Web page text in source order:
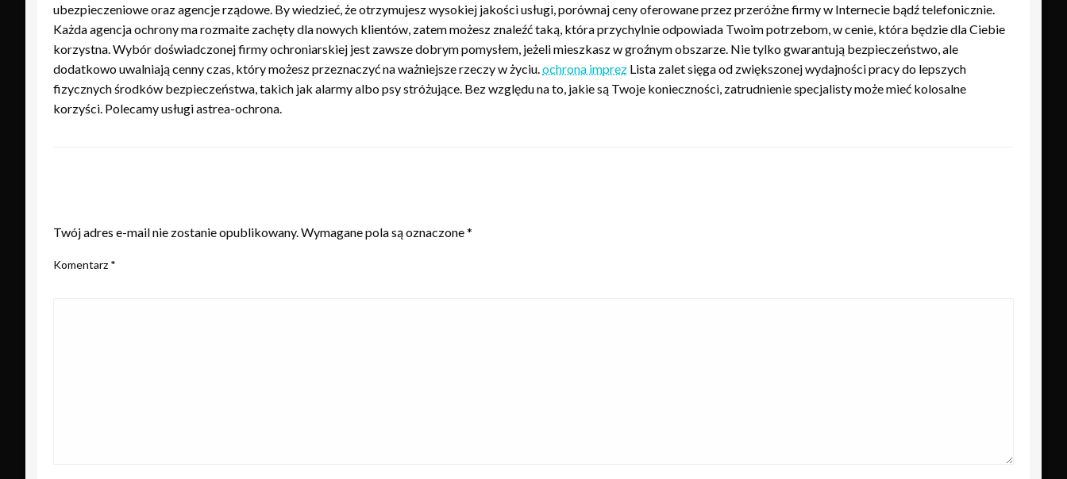
ubezpieczeniowe oraz agencje rządowe. By wiedzieć, że otrzymujesz wysokiej jakości usługi, porównaj ceny oferowane przez przeróżne firmy w Internecie bądź telefonicznie.
Każda agencja ochrony ma rozmaite zachęty dla nowych klientów, zatem możesz znaleźć taką, która przychylnie odpowiada Twoim potrzebom, w cenie, która będzie dla Ciebie
korzystna. Wybór doświadczonej firmy ochroniarskiej jest zawsze dobrym pomysłem, jeżeli mieszkasz w groźnym obszarze. Nie tylko gwarantują bezpieczeństwo, ale
dodatkowo uwalniają cenny czas, który możesz przeznaczyć na ważniejsze rzeczy w życiu.ochrona imprez Lista zalet sięga od zwiększonej wydajności pracy do lepszych
fizycznych środków bezpieczeństwa, takich jak alarmy albo psy stróżujące. Bez względu na to, jakie są Twoje konieczności, zatrudnienie specjalisty może mieć kolosalne
korzyści. Polecamy usługi astrea-ochrona.
Twój adres e-mail nie zostanie opublikowany.Wymagane pola są oznaczone*
Komentarz *